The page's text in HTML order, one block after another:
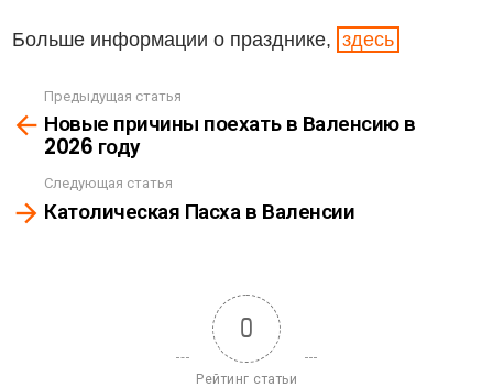
Больше информации о празднике, здесь
See
more
Предыдущая статья
Новые причины поехать в Валенсию в
2026 году
Следующая статья
Католическая Пасха в Валенсии
0
Рейтинг статьи